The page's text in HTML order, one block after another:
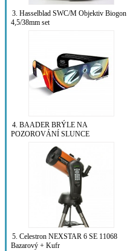
3. Hasselblad SWC/M Objektiv Biogon
4,5/38mm set
4. BAADER BRÝLE NA
POZOROVÁNÍ SLUNCE
5. Celestron NEXSTAR 6 SE 11068
Bazarový + Kufr